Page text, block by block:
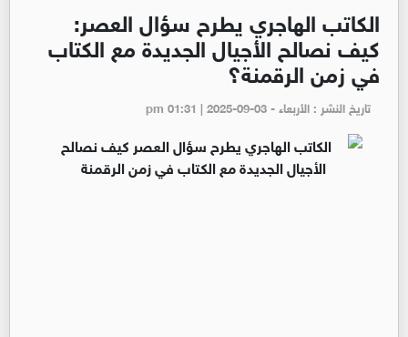
‏الكاتب الهاجري يطرح سؤال العصر:
كيف نصالح الأجيال الجديدة مع الكتاب
في زمن الرقمنة؟
تاريخ النشر : الأربعاء - pm 01:31 | 2025-09-03